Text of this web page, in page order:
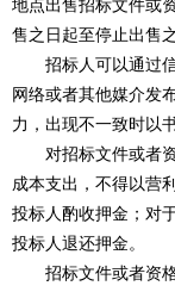
地点出售招标文件或
售之日起至停止出售
招标人可以通过信
网络或者其他媒介发
力，出现不一致时以
对招标文件或者资
成本支出，不得以营
投标人酌收押金；对
投标人退还押金。
招标文件或者资格